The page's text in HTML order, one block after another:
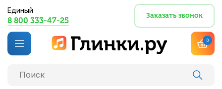
Единый
8 800 333-47-25
Заказать звонок
0